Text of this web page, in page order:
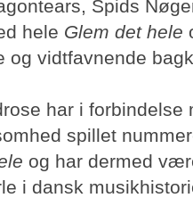
Spids
hele Glem det hele
og vidtfavnende
har i forbindelse
spillet
og har dermed
i dansk